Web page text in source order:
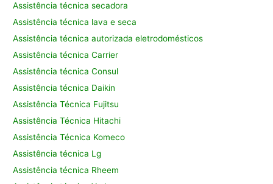
Assistência técnica secadora
Assistência técnica lava e seca
Assistência técnica autorizada eletrodomésticos
Assistência técnica Carrier
Assistência técnica Consul
Assistência técnica Daikin
Assistência Técnica Fujitsu
Assistência Técnica Hitachi
Assistência Técnica Komeco
Assistência técnica Lg
Assistência técnica Rheem